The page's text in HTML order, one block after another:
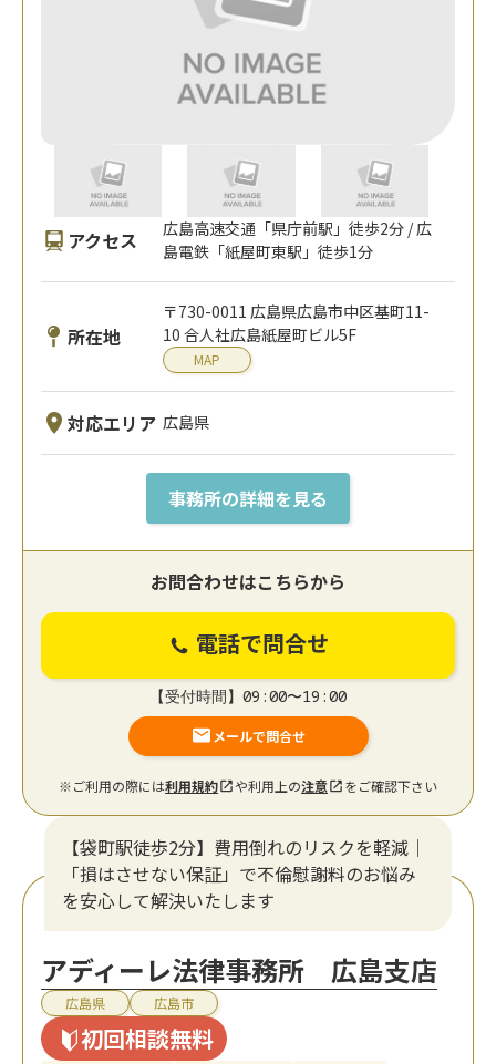
アクセス
広島高速交通「県庁前駅」徒歩2分 / 広
島電鉄「紙屋町東駅」徒歩1分
所在地
〒730-0011 広島県広島市中区基町11-
10 合人社広島紙屋町ビル5F
MAP
対応エリア 広島県
事務所の詳細を見る
お問合わせはこちらから
電話で問合せ
【受付時間】09:00〜19:00
メールで問合せ
※ご利用の際には利用規約 や利用上の注意 をご確認下さい
【袋町駅徒歩2分】費用倒れのリスクを軽減｜
「損はさせない保証」で不倫慰謝料のお悩み
を安心して解決いたします
アディーレ法律事務所 広島支店
広島県 広島市
初回相談無料